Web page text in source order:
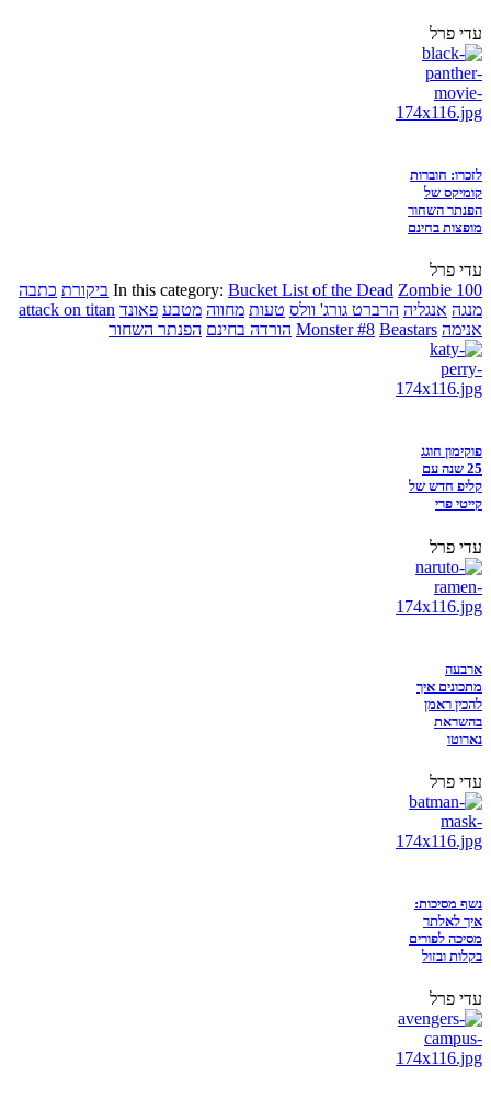
עדי פרל
לזכרו: חוברות
קומיקס של
הפנתר השחור
מופצות בחינם
עדי פרל
In this category: Bucket List of the Dead Zombie 100 ביקורת כתבה
מנגה אנגליה הרברט גורג' וולס טעות מחווה מטבע פאונד attack on titan
אנימה
Monster #8 Beastars הורדה בחינם הפנתר השחור
פוקימון חוגג
25 שנה עם
קליפ חדש של
קייטי פרי
עדי פרל
ארבעה
מתכונים איך
להכין ראמן
בהשראת
נארוטו
עדי פרל
נשף מסיכות:
איך לאלתר
מסיכה לפורים
בקלות ובזול
עדי פרל